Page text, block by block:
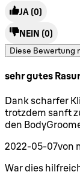
JA (0)
NEIN (0)
Diese Bewertung
sehr gutes
5 Sterne von
Dank scharfer
trotzdem sanft
den
2022-05-07von
War dies